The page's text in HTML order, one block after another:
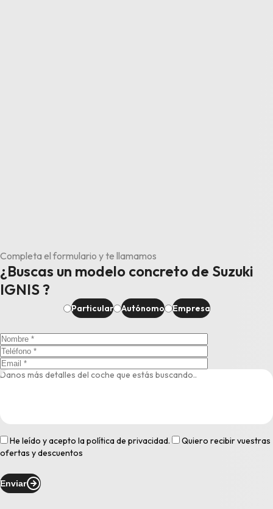
Completa el formulario y te llamamos
¿Buscas un modelo concreto de Suzuki
IGNIS ?
Particular Autónomo Empresa
He leído y acepto lapolítica de privacidad.
Quiero recibir vuestras
ofertas y descuentos
Enviar